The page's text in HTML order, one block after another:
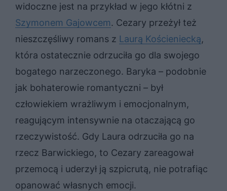
widoczne jest na przykład w jego kłótni z
Szymonem Gajowcem. Cezary przeżył też
nieszczęśliwy romans z Laurą Kościeniecką,
która ostatecznie odrzuciła go dla swojego
bogatego narzeczonego. Baryka – podobnie
jak bohaterowie romantyczni – był
człowiekiem wrażliwym i emocjonalnym,
reagującym intensywnie na otaczającą go
rzeczywistość. Gdy Laura odrzuciła go na
rzecz Barwickiego, to Cezary zareagował
przemocą i uderzył ją szpicrutą, nie potrafiąc
opanować własnych emocji.